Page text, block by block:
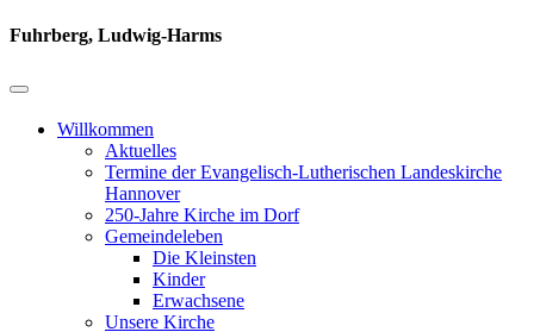
Fuhrberg, Ludwig-Harms
Willkommen
Aktuelles
Termine der Evangelisch-Lutherischen Landeskirche
Hannover
250-Jahre Kirche im Dorf
Gemeindeleben
Die Kleinsten
Kinder
Erwachsene
Unsere Kirche